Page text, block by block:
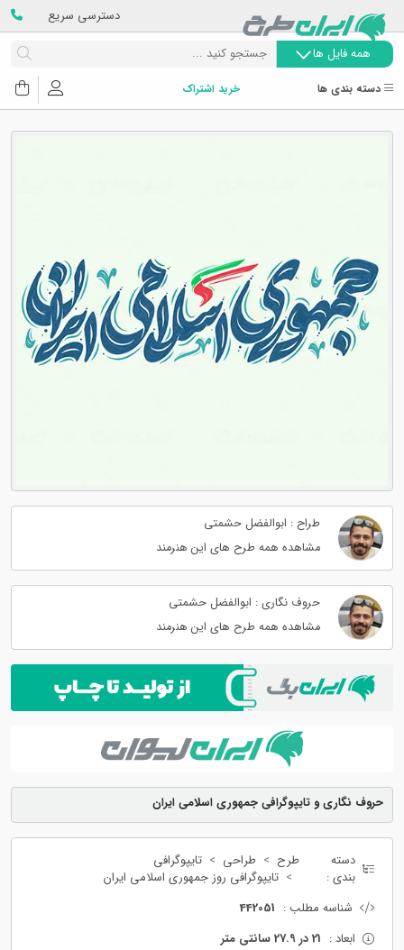
دسترسی سریع
همه فایل ها
دسته بندی ها خرید اشتراک
حروف نگاری و تایپوگرافی جمهوری اسلامی ایران
دسته
بندی :
طرح طراحی
تایپوگرافی
تایپوگرافی روز جمهوری اسلامی ایران
شناسه مطلب : 442051
ابعاد : 21 در 27.9 سانتی متر
طراح : ابوالفضل حشمتی
مشاهده همه طرح های این هنرمند
حروف نگاری : ابوالفضل حشمتی
مشاهده همه طرح های این هنرمند